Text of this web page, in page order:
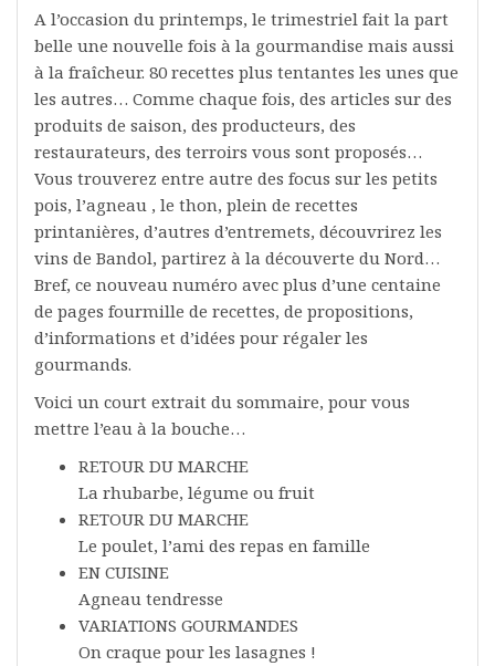
A l’occasion du printemps, le trimestriel fait la part
belle une nouvelle fois à la gourmandise mais aussi
à la fraîcheur. 80 recettes plus tentantes les unes que
les autres… Comme chaque fois, des articles sur des
produits de saison, des producteurs, des
restaurateurs, des terroirs vous sont proposés…
Vous trouverez entre autre des focus sur les petits
pois, l’agneau , le thon, plein de recettes
printanières, d’autres d’entremets, découvrirez les
vins de Bandol, partirez à la découverte du Nord…
Bref, ce nouveau numéro avec plus d’une centaine
de pages fourmille de recettes, de propositions,
d’informations et d’idées pour régaler les
gourmands.
Voici un court extrait du sommaire, pour vous
mettre l’eau à la bouche…
RETOUR DU MARCHE
La rhubarbe, légume ou fruit
RETOUR DU MARCHE
Le poulet, l’ami des repas en famille
EN CUISINE
Agneau tendresse
VARIATIONS GOURMANDES
On craque pour les lasagnes !